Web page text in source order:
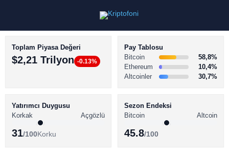
BİTCOİN HABERLERİ
ALTCOİN HABERLERİ
Toplam Piyasa Değeri
$2,21 Trilyon -0.13%
Pay Tablosu
Bitcoin
58,8%
Ethereum
10,4%
Altcoinler
30,7%
Yatırımcı Duygusu
Korkak
Açgözlü
31/100Korku
Sezon Endeksi
Bitcoin
Altcoin
45.8/100